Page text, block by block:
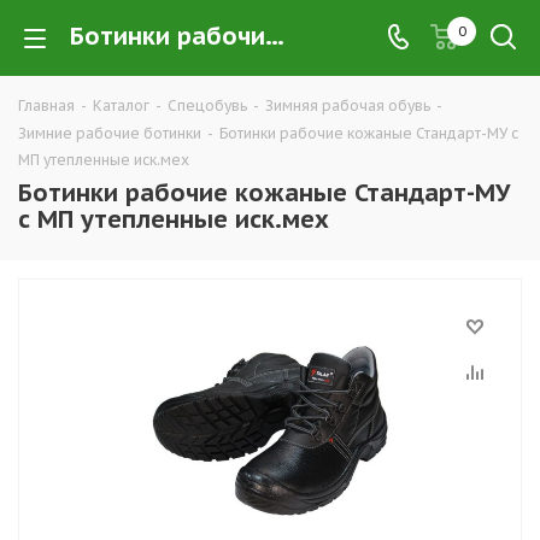
Ботинки рабочие кожаные Стандарт-МУ с МП утепленные иск.мех купить в Екатеринбурге по низким ценам оптом — интернет-магазин зимней спецобуви компании ТД УРАЛСИЗ 0
Главная - Каталог - Спецобувь - Зимняя рабочая обувь -
Зимние рабочие ботинки - Ботинки рабочие кожаные Стандарт-МУ с
МП утепленные иск.мех
Ботинки рабочие кожаные Стандарт-МУ
с МП утепленные иск.мех